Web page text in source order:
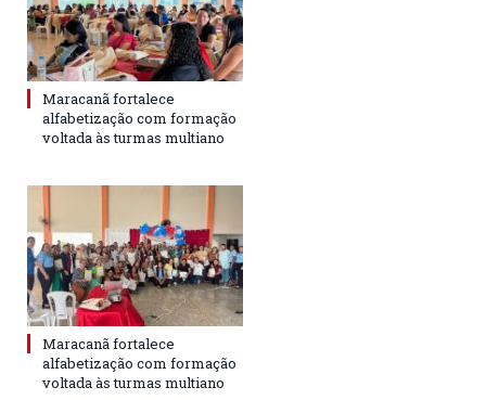
Maracanã fortalece
alfabetização com formação
voltada às turmas multiano
Maracanã fortalece
alfabetização com formação
voltada às turmas multiano